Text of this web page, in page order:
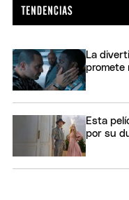
La
promete
Esta
por su